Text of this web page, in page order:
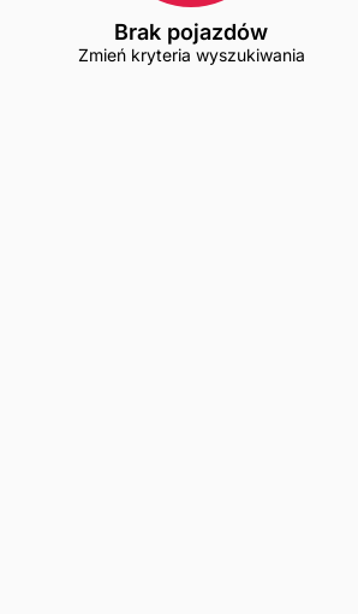
Brak pojazdów
Zmień kryteria wyszukiwania